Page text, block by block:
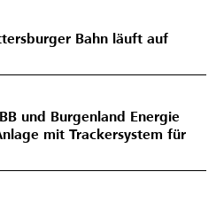
Bahn läuft auf
und Burgenland Energie
mit Trackersystem für